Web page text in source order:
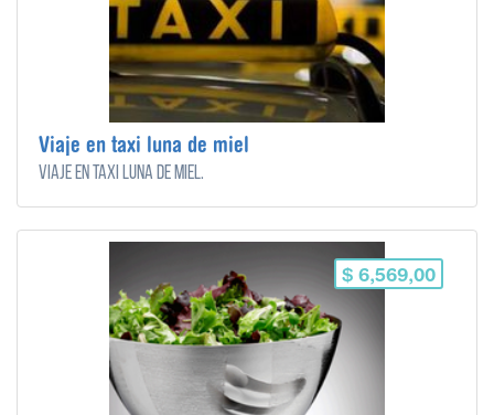
Viaje en taxi luna de miel
Viaje en taxi luna de miel.
$ 6,569,00